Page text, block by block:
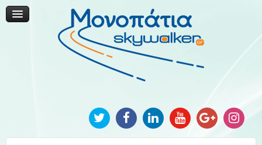
Μονοπάτια Καινοτομίας
Μονοπάτια Τοπικής Ανάπτυξης
Ανακοινώσεις
Φωτογραφίες